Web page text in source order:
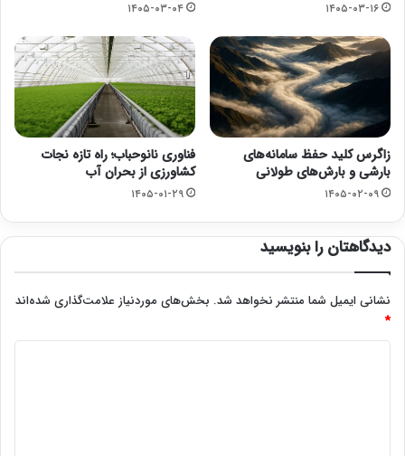
۱۴۰۵-۰۳-۱۶ ۱۴۰۵-۰۳-۰۴
زاگرس کلید حفظ سامانه‌های
بارشی و بارش‌های طولانی
۱۴۰۵-۰۲-۰۹
فناوری نانوحباب؛ راه تازه نجات
کشاورزی از بحران آب
۱۴۰۵-۰۱-۲۹
دیدگاهتان را بنویسید
نشانی ایمیل شما منتشر نخواهد شد. بخش‌های موردنیاز علامت‌گذاری شده‌اند
*